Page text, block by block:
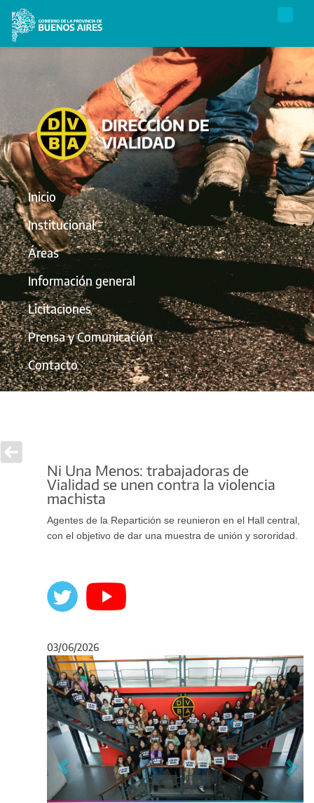
Inicio
Institucional
Áreas
Información general
Licitaciones
Prensa y Comunicación
Contacto
Ni Una Menos: trabajadoras de
Vialidad se unen contra la violencia
machista
Agentes de la Repartición se reunieron en el Hall central,
con el objetivo de dar una muestra de unión y sororidad.
03/06/2026
Anterior